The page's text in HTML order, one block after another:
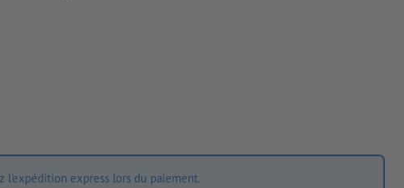
l'expédition express lors du paiement.